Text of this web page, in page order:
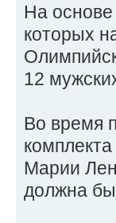
На
которых
12
Во время
Марии
должна